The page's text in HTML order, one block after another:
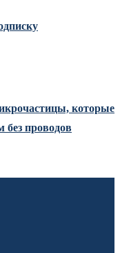
которые
проводов